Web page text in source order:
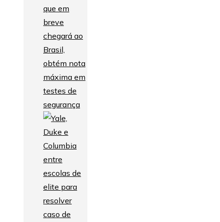
que em
breve
chegará ao
Brasil,
obtém nota
máxima em
testes de
segurança